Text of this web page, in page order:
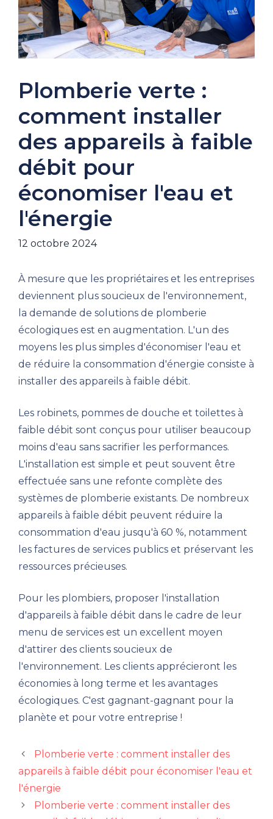
Plomberie verte :
comment installer
des appareils à faible
débit pour
économiser l'eau et
l'énergie
12 octobre 2024
À mesure que les propriétaires et les entreprises
deviennent plus soucieux de l'environnement,
la demande de solutions de plomberie
écologiques est en augmentation. L'un des
moyens les plus simples d'économiser l'eau et
de réduire la consommation d'énergie consiste à
installer des appareils à faible débit.
Les robinets, pommes de douche et toilettes à
faible débit sont conçus pour utiliser beaucoup
moins d'eau sans sacrifier les performances.
L'installation est simple et peut souvent être
effectuée sans une refonte complète des
systèmes de plomberie existants. De nombreux
appareils à faible débit peuvent réduire la
consommation d'eau jusqu'à 60 %, notamment
les factures de services publics et préservant les
ressources précieuses.
Pour les plombiers, proposer l'installation
d'appareils à faible débit dans le cadre de leur
menu de services est un excellent moyen
d'attirer des clients soucieux de
l'environnement. Les clients apprécieront les
économies à long terme et les avantages
écologiques. C'est gagnant-gagnant pour la
planète et pour votre entreprise !
Plomberie verte : comment installer des
appareils à faible débit pour économiser l'eau et
l'énergie
Plomberie verte : comment installer des